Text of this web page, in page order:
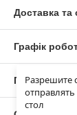
Разрешите
стол
Доставка та
Графік
Повна